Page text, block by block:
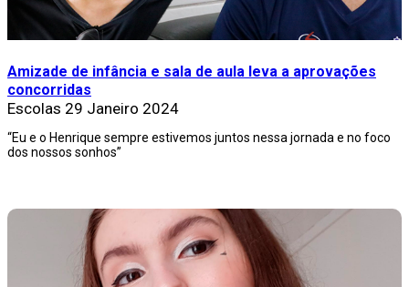
Amizade de infância e sala de aula leva a aprovações
concorridas
Escolas 29 Janeiro 2024
“Eu e o Henrique sempre estivemos juntos nessa jornada e no foco
dos nossos sonhos”